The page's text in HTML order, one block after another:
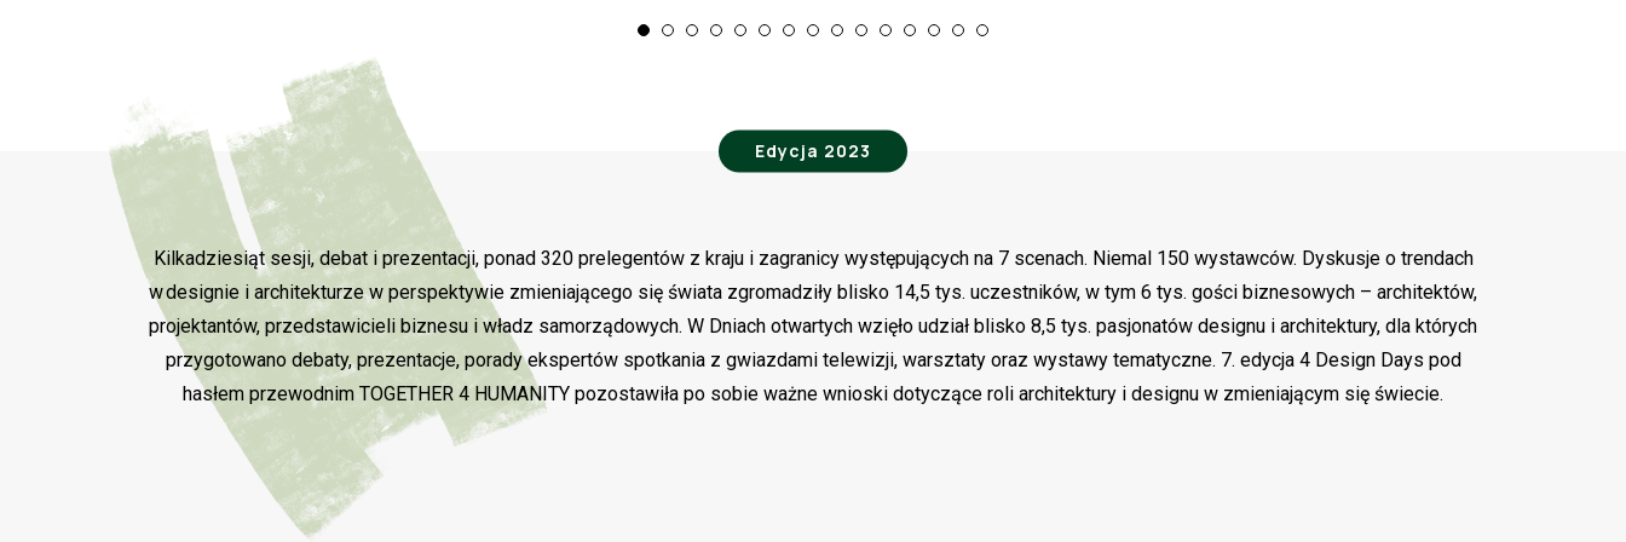
Edycja 2023
Kilkadziesiąt sesji, debat i prezentacji, ponad 320 prelegentów z kraju i zagranicy występujących na 7 scenach. Niemal 150 wystawców. Dyskusje o trendach
w designie i architekturze w perspektywie zmieniającego się świata zgromadziły blisko 14,5 tys. uczestników, w tym 6 tys. gości biznesowych – architektów,
projektantów, przedstawicieli biznesu i władz samorządowych. W Dniach otwartych wzięło udział blisko 8,5 tys. pasjonatów designu i architektury, dla których
przygotowano debaty, prezentacje, porady ekspertów spotkania z gwiazdami telewizji, warsztaty oraz wystawy tematyczne. 7. edycja 4 Design Days pod
hasłem przewodnim TOGETHER 4 HUMANITY pozostawiła po sobie ważne wnioski dotyczące roli architektury i designu w zmieniającym się świecie.